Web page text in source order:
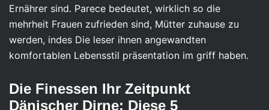
Ernährer sind. Parece bedeutet, wirklich so die
mehrheit Frauen zufrieden sind, Mütter zuhause zu
werden, indes Die leser ihnen angewandten
komfortablen Lebensstil präsentation im griff haben.
Die Finessen Ihr Zeitpunkt
Dänischer Dirne: Diese 5